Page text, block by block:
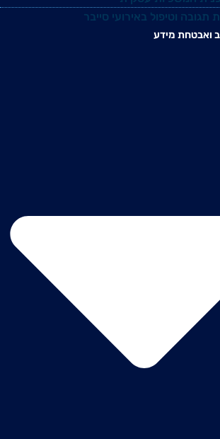
תגובה וטיפול באירועי סייבר
ואבטחת מידע